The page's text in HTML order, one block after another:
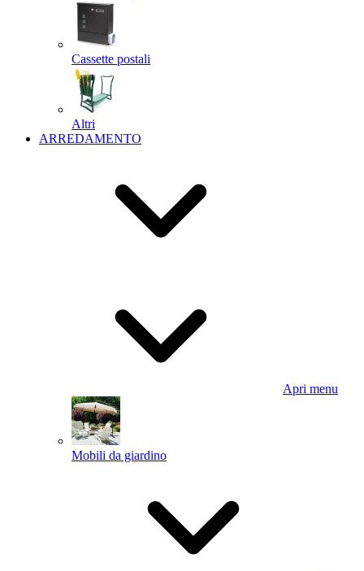
Cassette postali
Altri
ARREDAMENTO
Apri menu
Mobili da giardino